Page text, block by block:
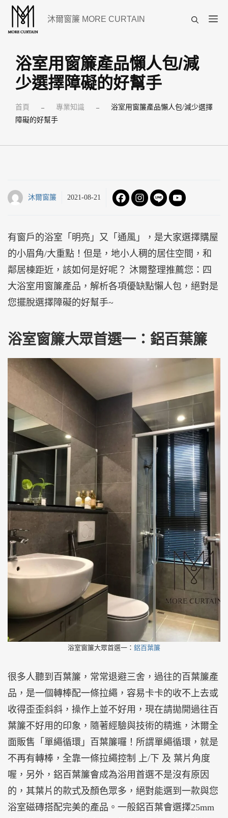
沐爾窗簾 MORE CURTAIN
選
浴室用窗簾產品懶人包/減
少選擇障礙的好幫手
首頁 – 專業知識 –
浴室用窗簾產品懶人包/減少選擇
障礙的好幫手
沐爾窗簾 2021-08-21
有窗戶的浴室「明亮」又「通風」，是大家選擇購屋
的小眉角/大重點！但是，地小人稠的居住空間，和
鄰居棟距近，該如何是好呢？ 沐爾整理推薦您：四
大浴室用窗簾產品，解析各項優缺點懶人包，絕對是
您擺脫選擇障礙的好幫手~
浴室窗簾大眾首選一：鋁百葉簾
浴室窗簾大眾首選一： 鋁百葉簾
很多人聽到百葉簾，常常退避三舍，過往的百葉簾產
品，是一個轉棒配一條拉繩，容易卡卡的收不上去或
收得歪歪斜斜，操作上並不好用，現在請拋開過往百
葉簾不好用的印象，隨著經驗與技術的精進，沐爾全
面販售「單繩循環」百葉簾囉！所謂單繩循環，就是
不再有轉棒，全靠一條拉繩控制 上/下 及 葉片角度
喔，另外，鋁百葉簾會成為浴用首選不是沒有原因
的，其葉片的款式及顏色眾多，絕對能選到一款與您
浴室磁磚搭配完美的產品。一般鋁百葉會選擇25mm